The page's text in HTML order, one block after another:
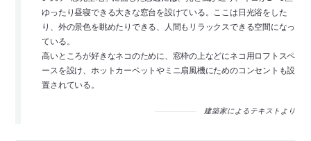
ゆったり昼寝できる大きな窓台を設けている。ここは日光浴をした
り、外の景色を眺めたりできる、人間もリラックスできる空間になっ
ている。
高いところが好きなネコのために、窓枠の上などにネコ用ロフトスペ
ースを設け、ホットカーペットやミニ扇風機にためのコンセントも設
置されている。
建築家によるテキストより